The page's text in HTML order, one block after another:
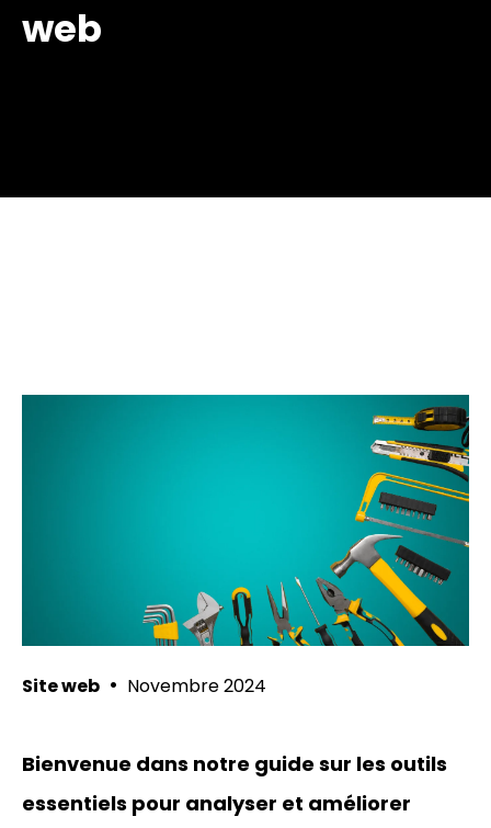
web
Site web • Novembre 2024
Bienvenue dans notre guide sur les outils
essentiels pour analyser et améliorer